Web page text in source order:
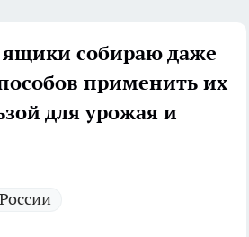
собираю даже
применить их
для урожая и